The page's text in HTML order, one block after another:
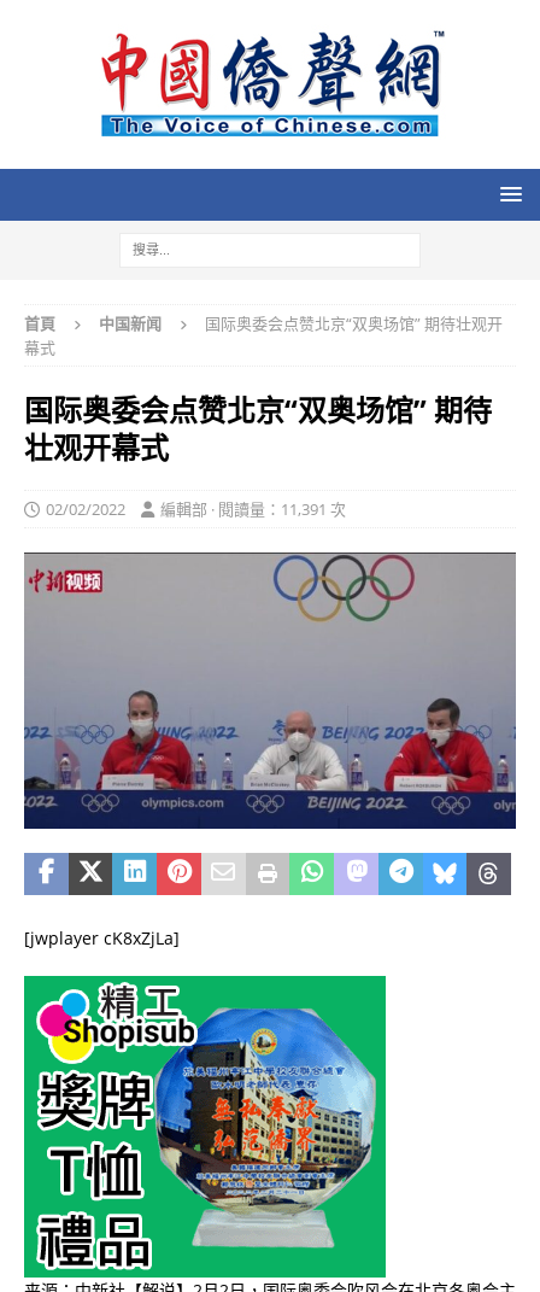
首頁 中国新闻
国际奥委会点赞北京“双奥场馆” 期待壮观开
幕式
国际奥委会点赞北京“双奥场馆” 期待
壮观开幕式
02/02/2022 編輯部 · 閱讀量：11,391 次
[jwplayer cK8xZjLa]